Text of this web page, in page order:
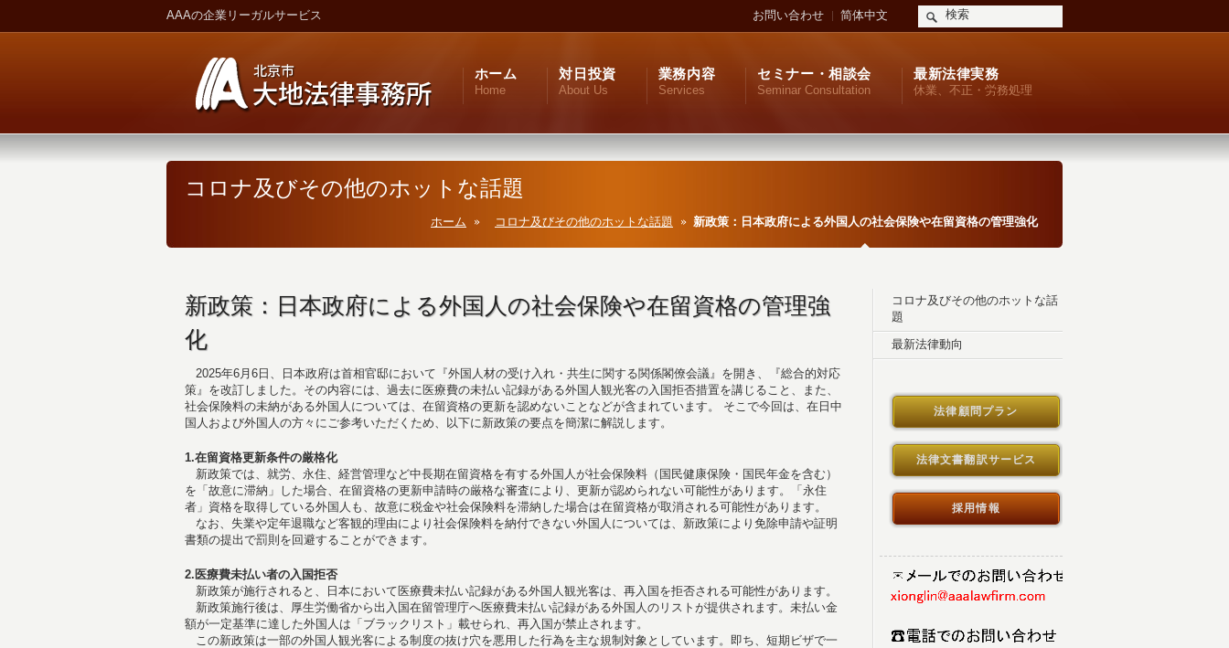
AAAの企業リーガルサービス お問い合わせ 简体中文
ホーム
Home
対日投資
About Us
業務内容
Services
セミナー・相談会
Seminar Consultation
最新法律実務
休業、不正・労務処理
コロナ及びその他のホットな話題
ホーム コロナ及びその他のホットな話題 新政策：日本政府による外国人の社会保険や在留資格の管理強化
新政策：日本政府による外国人の社会保険や在留資格の管理強
化
2025年6月6日、日本政府は首相官邸において『外国人材の受け入れ・共生に関する関係閣僚会議』を開き、『総合的対応
策』を改訂しました。その内容には、過去に医療費の未払い記録がある外国人観光客の入国拒否措置を講じること、また、
社会保険料の未納がある外国人については、在留資格の更新を認めないことなどが含まれています。 そこで今回は、在日中
国人および外国人の方々にご参考いただくため、以下に新政策の要点を簡潔に解説します。
1.在留資格更新条件の厳格化
新政策では、就労、永住、経営管理など中長期在留資格を有する外国人が社会保険料（国民健康保険・国民年金を含む）
を「故意に滞納」した場合、在留資格の更新申請時の厳格な審査により、更新が認められない可能性があります。「永住
者」資格を取得している外国人も、故意に税金や社会保険料を滞納した場合は在留資格が取消される可能性があります。
なお、失業や定年退職など客観的理由により社会保険料を納付できない外国人については、新政策により免除申請や証明
書類の提出で罰則を回避することができます。
2.医療費未払い者の入国拒否
新政策が施行されると、日本において医療費未払い記録がある外国人観光客は、再入国を拒否される可能性があります。
新政策施行後は、厚生労働省から出入国在留管理庁へ医療費未払い記録がある外国人のリストが提供されます。未払い金
額が一定基準に達した外国人は「ブラックリスト」載せられ、再入国が禁止されます。
この新政策は一部の外国人観光客による制度の抜け穴を悪用した行為を主な規制対象としています。即ち、短期ビザで一
コロナ及びその他のホットな話
題
最新法律動向
法律顧問プラン
法律文書翻訳サービス
採用情報